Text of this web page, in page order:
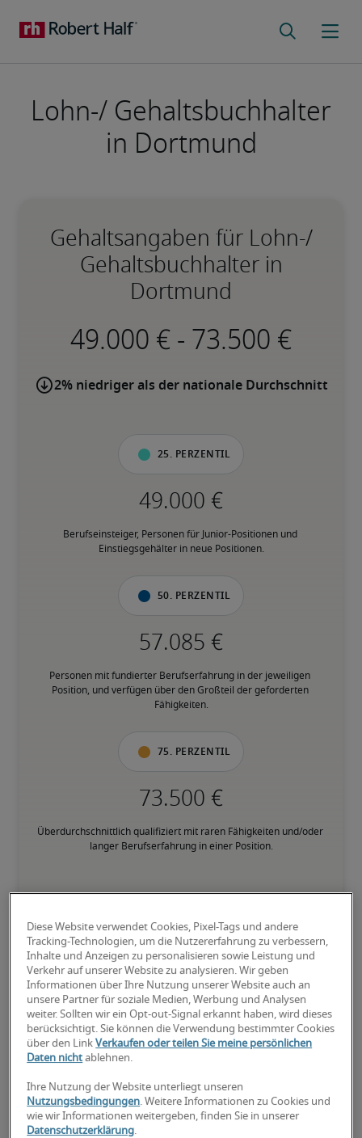
Lohn-/ Gehaltsbuchhalter
in Dortmund
Gehaltsangaben für Lohn-/
Gehaltsbuchhalter in
Dortmund
-
2% niedriger als der nationale Durchschnitt
25. Perzentil
Berufseinsteiger, Personen für Junior-Positionen und
Einstiegsgehälter in neue Positionen.
50. Perzentil
Personen mit fundierter Berufserfahrung in der jeweiligen
Position, und verfügen über den Großteil der geforderten
Fähigkeiten.
75. Perzentil
Überdurchschnittlich qualifiziert mit raren Fähigkeiten und/oder
langer Berufserfahrung in einer Position.
Gehälter für ähnliche
Positionen
Diese Website verwendet Cookies, Pixel-Tags und andere
Tracking-Technologien, um die Nutzererfahrung zu verbessern,
Inhalte und Anzeigen zu personalisieren sowie Leistung und
Verkehr auf unserer Website zu analysieren. Wir geben
Informationen über Ihre Nutzung unserer Website auch an
unsere Partner für soziale Medien, Werbung und Analysen
weiter. Sollten wir ein Opt-out-Signal erkannt haben, wird dieses
berücksichtigt. Sie können die Verwendung bestimmter Cookies
über den LinkVerkaufen oder teilen Sie meine persönlichen
Daten nicht ablehnen.
Ihre Nutzung der Website unterliegt unseren
Nutzungsbedingungen. Weitere Informationen zu Cookies und
wie wir Informationen weitergeben, finden Sie in unserer
Datenschutzerklärung.